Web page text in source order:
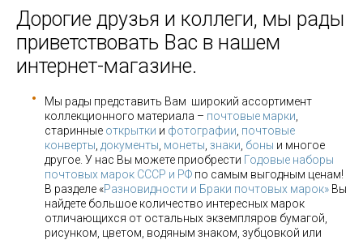
Дорогие друзья и коллеги, мы рады
приветствовать Вас в нашем
интернет-магазине.
Мы рады представить Вам широкий ассортимент
коллекционного материала – почтовые марки
старинные открытки и фотографии почтовые
конверты документы монеты знаки боны и многое
другое. У нас Вы можете приобрести Годовые наборы
почтовых марок СССР и РФ по самым выгодным ценам!
В разделе «Разновидности и Браки почтовых марок» Вы
найдете большое количество интересных марок
отличающихся от остальных экземпляров бумагой,
рисунком, цветом, водяным знаком, зубцовкой или